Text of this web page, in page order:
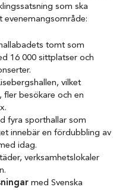
som ska
evenemangsområde:
tomt som
16 000 sittplatser och
vilket
besökare och en
fyra sporthallar som
innebär en fördubbling av
idag.
verksamhetslokaler
med Svenska